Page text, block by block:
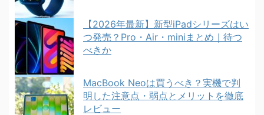
【2026年最新】新型iPadシリーズはい
つ発売？Pro・Air・miniまとめ｜待つ
べきか
MacBook Neoは買うべき？実機で判
明した注意点・弱点とメリットを徹底
レビュー